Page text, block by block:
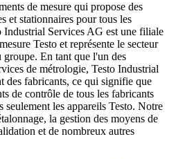
de mesure qui propose des
et stationnaires pour tous les
Industrial Services AG est une filiale
Testo et représente le secteur
groupe. En tant que l'un des
de métrologie, Testo Industrial
des fabricants, ce qui signifie que
de contrôle de tous les fabricants
seulement les appareils Testo. Notre
la gestion des moyens de
et de nombreux autres